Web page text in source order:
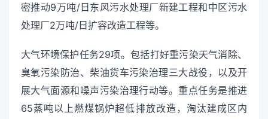
密推动9万吨/日东风污水处理厂新建工程和中区污水
处理厂2万吨/日扩容改造工程等。
大气环境保护任务29项。包括打好重污染天气消除、
臭氧污染防治、柴油货车污染治理三大战役，以及开
展大气面源和噪声污染治理行动等。重点任务是推进
65蒸吨以上燃煤锅炉超低排放改造，淘汰建成区内